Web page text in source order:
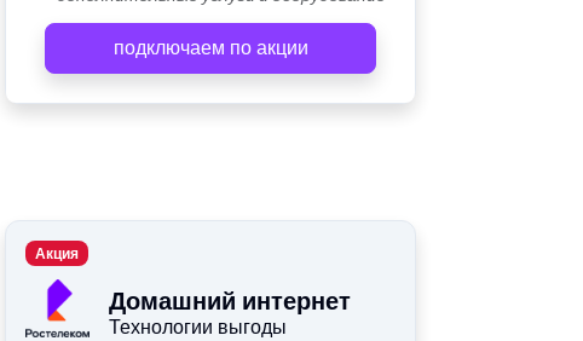
подключаем по акции
Домашний интернет
Технологии выгоды
Акция